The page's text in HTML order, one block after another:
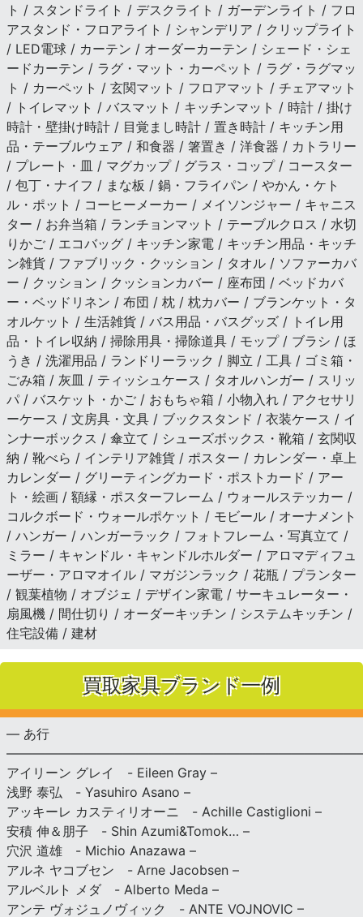
ト / スタンドライト / デスクライト / ガーデンライト / フロ
アスタンド・フロアライト / シャンデリア / クリップライト
/ LED電球 / カーテン / オーダーカーテン / シェード・シェ
ードカーテン / ラグ・マット・カーペット / ラグ・ラグマッ
ト / カーペット / 玄関マット / フロアマット / チェアマット
/ トイレマット / バスマット / キッチンマット / 時計 / 掛け
時計・壁掛け時計 / 目覚まし時計 / 置き時計 / キッチン用
品・テーブルウェア / 和食器 / 箸置き / 洋食器 / カトラリー
/ プレート・皿 / マグカップ / グラス・コップ / コースター
/ 包丁・ナイフ / まな板 / 鍋・フライパン / やかん・ケト
ル・ポット / コーヒーメーカー / メイソンジャー / キャニス
ター / お弁当箱 / ランチョンマット / テーブルクロス / 水切
りかご / エコバッグ / キッチン家電 / キッチン用品・キッチ
ン雑貨 / ファブリック・クッション / タオル / ソファーカバ
ー / クッション / クッションカバー / 座布団 / ベッドカバ
ー・ベッドリネン / 布団 / 枕 / 枕カバー / ブランケット・タ
オルケット / 生活雑貨 / バス用品・バスグッズ / トイレ用
品・トイレ収納 / 掃除用具・掃除道具 / モップ / ブラシ / ほ
うき / 洗濯用品 / ランドリーラック / 脚立 / 工具 / ゴミ箱・
ごみ箱 / 灰皿 / ティッシュケース / タオルハンガー / スリッ
パ / バスケット・かご / おもちゃ箱 / 小物入れ / アクセサリ
ーケース / 文房具・文具 / ブックスタンド / 衣装ケース / イ
ンナーボックス / 傘立て / シューズボックス・靴箱 / 玄関収
納 / 靴べら / インテリア雑貨 / ポスター / カレンダー・卓上
カレンダー / グリーティングカード・ポストカード / アー
ト・絵画 / 額縁・ポスターフレーム / ウォールステッカー /
コルクボード・ウォールポケット / モビール / オーナメント
/ ハンガー / ハンガーラック / フォトフレーム・写真立て /
ミラー / キャンドル・キャンドルホルダー / アロマディフュ
ーザー・アロマオイル / マガジンラック / 花瓶 / プランター
/ 観葉植物 / オブジェ / デザイン家電 / サーキュレーター・
扇風機 / 間仕切り / オーダーキッチン / システムキッチン /
住宅設備 / 建材
買取家具ブランド一例
— あ行
アイリーン グレイ - Eileen Gray –
浅野 泰弘 - Yasuhiro Asano –
アッキーレ カスティリオーニ - Achille Castiglioni –
安積 伸＆朋子 - Shin Azumi&Tomok… –
穴沢 道雄 - Michio Anazawa –
アルネ ヤコブセン - Arne Jacobsen –
アルベルト メダ - Alberto Meda –
アンテ ヴォジュノヴィック - ANTE VOJNOVIC –